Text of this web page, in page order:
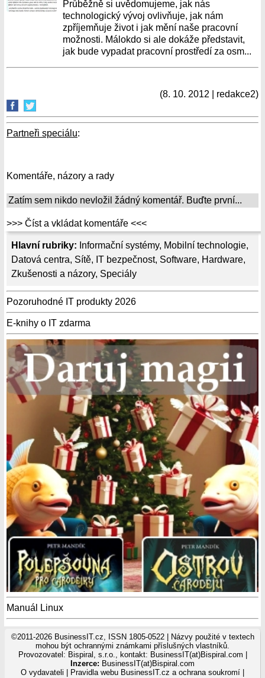
Hlavní rubriky: Informační systémy, Mobilní technologie,
Datová centra, Sítě, IT bezpečnost, Software, Hardware,
Zkušenosti a názory, Speciály
Pozoruhodné IT produkty 2026
E-knihy o IT zdarma
Manuál Linux
Průběžně si uvědomujeme, jak nás
technologický vývoj ovlivňuje, jak nám
zpříjemňuje život i jak mění naše pracovní
možnosti. Málokdo si ale dokáže představit,
jak bude vypadat pracovní prostředí za osm...
(8. 10. 2012 | redakce2)
Partneři speciálu:
Komentáře, názory a rady
Zatím sem nikdo nevložil žádný komentář. Buďte první...
>>> Číst a vkládat komentáře <<<
©2011-2026 BusinessIT.cz, ISSN 1805-0522 | Názvy použité v textech
mohou být ochrannými známkami příslušných vlastníků.
Provozovatel: Bispiral, s.r.o., kontakt: BusinessIT(at)Bispiral.com |
Inzerce: BusinessIT(at)Bispiral.com
O vydavateli
Pravidla webu BusinessIT.cz a ochrana soukromí